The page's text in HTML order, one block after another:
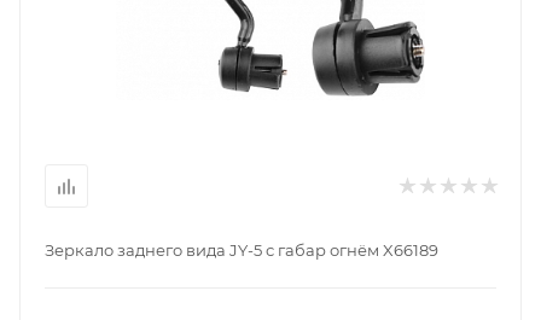
Зеркало заднего вида JY-5 с габар огнём X66189